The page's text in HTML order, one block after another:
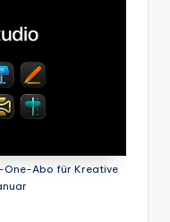
One-Abo für Kreative